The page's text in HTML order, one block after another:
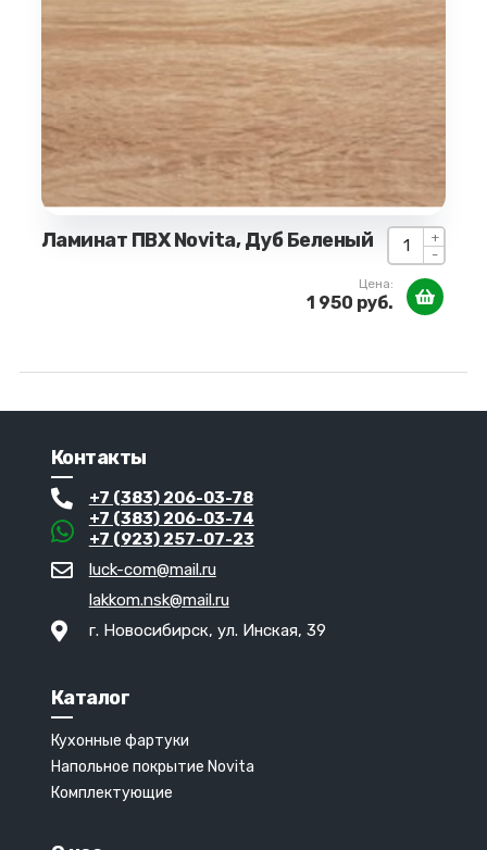
Ламинат ПВХ Novita, Дуб Беленый +
-
Цена:
1 950 руб.
Контакты
+7 (383) 206-03-78
+7 (383) 206-03-74
+7 (923) 257-07-23
luck-com@mail.ru
lakkom.nsk@mail.ru
г. Новосибирск, ул. Инская, 39
Каталог
Кухонные фартуки
Напольное покрытие Novita
Комплектующие